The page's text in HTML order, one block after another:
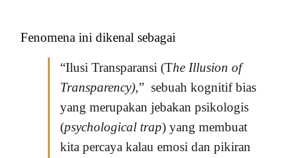
Fenomena ini dikenal sebagai
“Ilusi Transparansi (The Illusion of
Transparency),” sebuah kognitif bias
yang merupakan jebakan psikologis
(psychological trap) yang membuat
kita percaya kalau emosi dan pikiran